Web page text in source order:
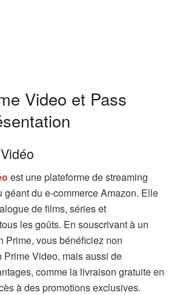
Video et Pass
est une plateforme de streaming
géant du e-commerce Amazon. Elle
de films, séries et
les goûts. En souscrivant à un
Prime, vous bénéficiez non
Prime Video, mais aussi de
comme la livraison gratuite en
à des promotions exclusives.